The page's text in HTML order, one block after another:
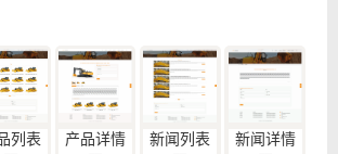
列表
产品详情
新闻列表
新闻详情